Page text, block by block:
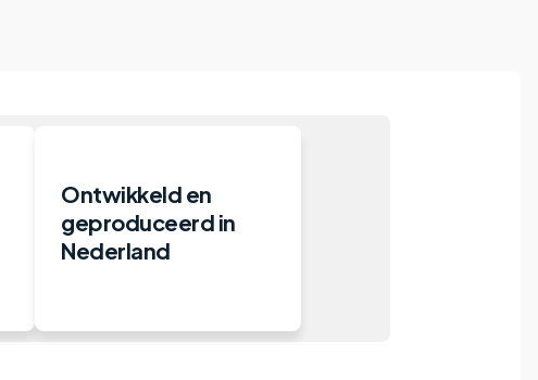
Ontwikkeld en
geproduceerd in
Nederland